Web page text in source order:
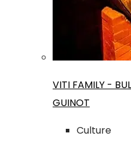
VITI FAMILY -
GUINOT
Culture